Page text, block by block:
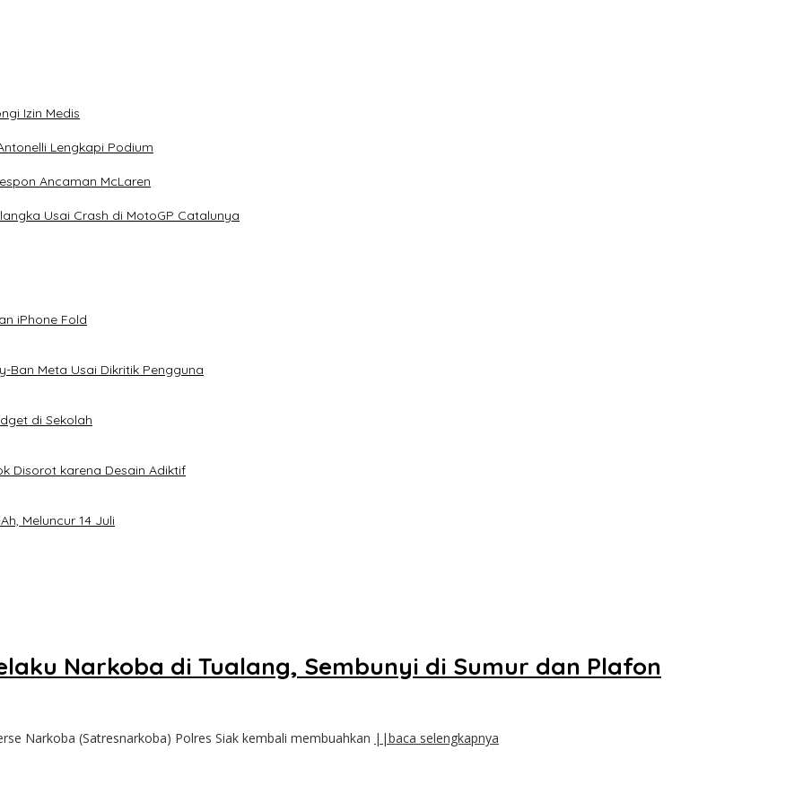
Izin Medis
Lengkapi Podium
Ancaman McLaren
Usai Crash di MotoGP Catalunya
iPhone Fold
Ban Meta Usai Dikritik Pengguna
di Sekolah
Disorot karena Desain Adiktif
Meluncur 14 Juli
Narkoba di Tualang, Sembunyi di Sumur dan Plafon
Narkoba (Satresnarkoba) Polres Siak kembali membuahkan ||baca selengkapnya